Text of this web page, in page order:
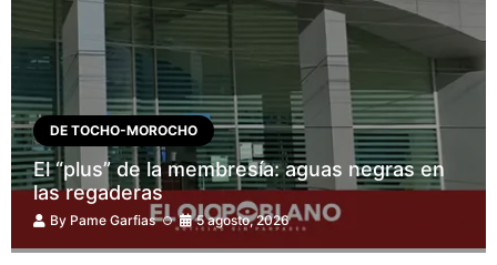
DE TOCHO-MOROCHO
El “plus” de la membresía: aguas negras en
las regaderas
By Pame Garfias 5 agosto, 2026